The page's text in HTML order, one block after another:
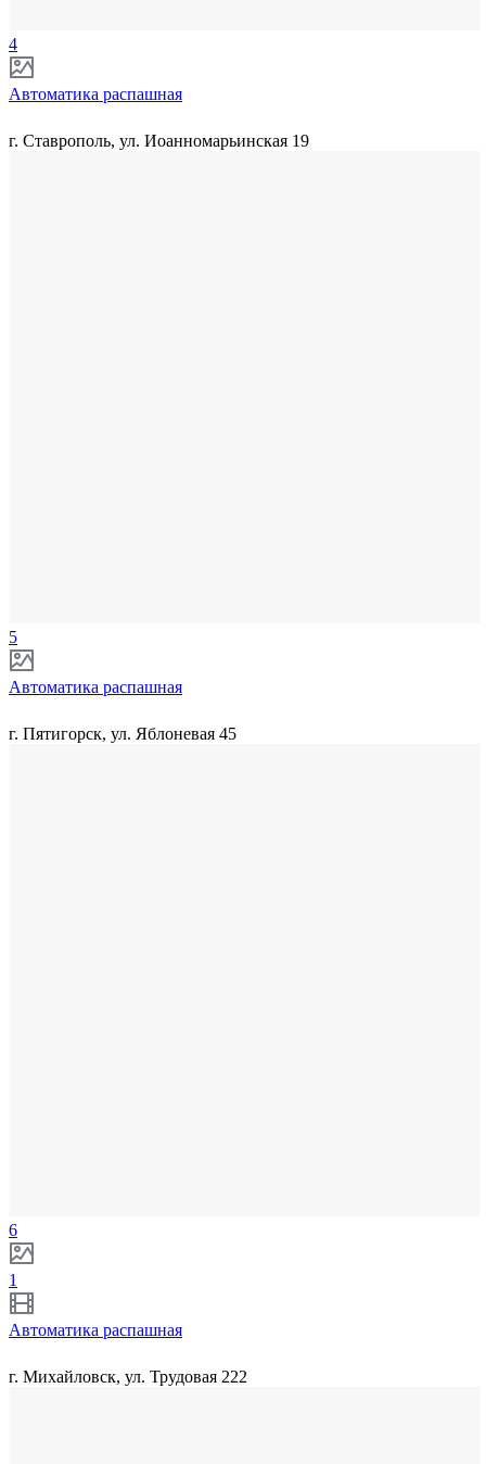
4
Автоматика распашная
г. Ставрополь, ул. Иоанномарьинская 19
5
Автоматика распашная
г. Пятигорск, ул. Яблоневая 45
6
1
Автоматика распашная
г. Михайловск, ул. Трудовая 222